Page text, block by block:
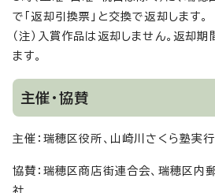
で「返却引換票」と交換で返却します。
（注）入賞作品は返却しません。返却
ます。
主催・協賛
主催：瑞穂区役所、山崎川さくら塾実
協賛：瑞穂区商店街連合会、瑞穂区内
社